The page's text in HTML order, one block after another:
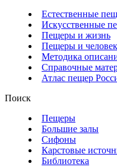
Естественные
Искусственные
Пещеры и жизнь
Пещеры и человек
Методика
Справочные
Атлас пещер
Поиск
Пещеры
Большие залы
Сифоны
Карстовые
Библиотека